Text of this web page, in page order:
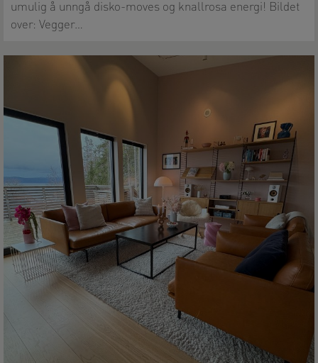
umulig å unngå disko-moves og knallrosa energi! Bildet
over: Vegger…